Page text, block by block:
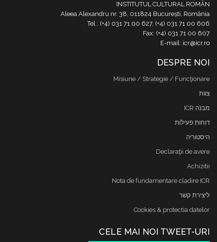
INSTITUTUL CULTURAL ROMÂN
Aleea Alexandru nr. 38, 011824 București, România
Tel.: (+4) 031 71 00 627, (+4) 031 71 00 606
Fax: (+4) 031 71 00 607
E-mail: icr@icr.ro
DESPRE NOI
Misiune / Strategie / Funcţionare
צוות
מבנה ICR
דוחות פעילות
היסטוריה
Declaraţii de avere
Achizitii
Nota de fundamentare cladire ICR
ליצירת קשר
Cookies & protectia datelor
CELE MAI NOI TWEET-URI